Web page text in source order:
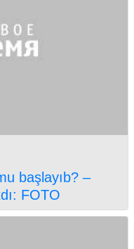
başlayıb? –
FOTO